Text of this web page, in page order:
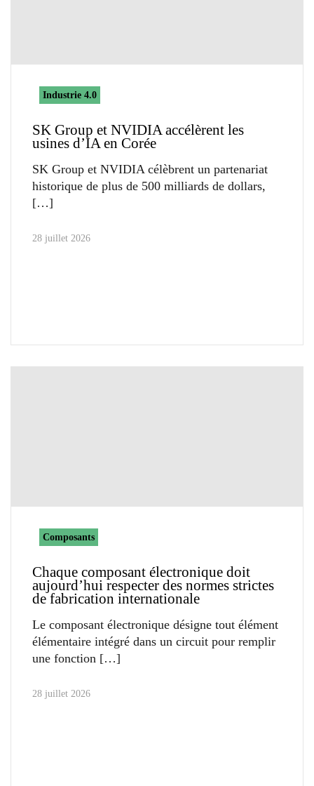
Industrie 4.0
SK Group et NVIDIA accélèrent les
usines d’IA en Corée
SK Group et NVIDIA célèbrent un partenariat
historique de plus de 500 milliards de dollars,
28 juillet 2026
Composants
Chaque composant électronique doit
aujourd’hui respecter des normes strictes
de fabrication internationale
Le composant électronique désigne tout élément
élémentaire intégré dans un circuit pour remplir
une fonction
28 juillet 2026